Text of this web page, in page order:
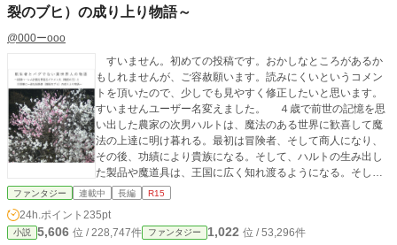
裂のブヒ）の成り上り物語～
@000ーooo
すいません。初めての投稿です。おかしなところがあるか
もしれませんが、ご容赦願います。読みにくいというコメン
トを頂いたので、少しでも見やすく修正したいと思います。
すいませんユーザー名変えました。 ４歳で前世の記憶を思
い出した農家の次男ハルトは、魔法のある世界に歓喜して魔
法の上達に明け暮れる。最初は冒険者、そして商人になり、
その後、功績により貴族になる。そして、ハルトの生み出し
た製品や魔道具は、王国に広く知れ渡るようになる。そし
て、それが、また新たな戦争の火種になる。 設定は10世紀
すが、ご都合主義で書いているので、書いてるうちにかなり
違ったものになってしまっています。つじつまが合わなくて
ファンタジー 連載中 長編 R15
24h.ポイント 235pt
小説 5,606 位 / 228,747件 ファンタジー 1,022 位 / 53,296件